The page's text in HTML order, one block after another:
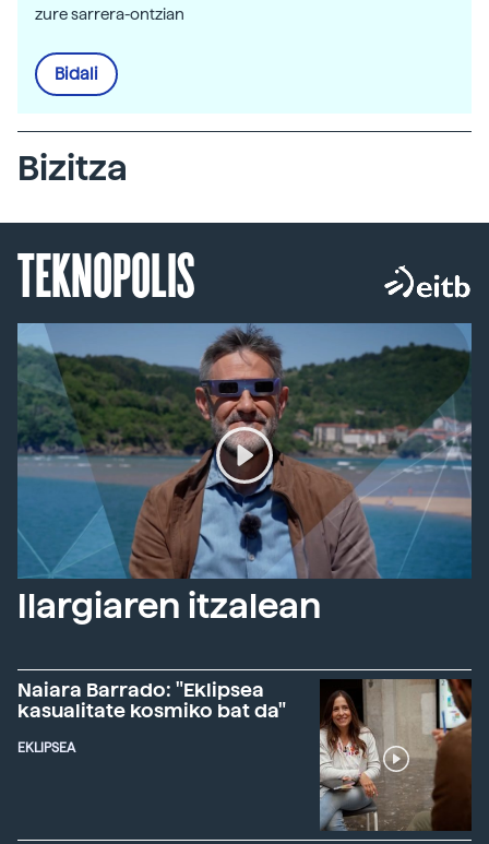
zure sarrera-ontzian
Bidali
Bizitza
TEKNOPOLIS
Ilargiaren itzalean
Naiara Barrado: "Eklipsea
kasualitate kosmiko bat da"
EKLIPSEA